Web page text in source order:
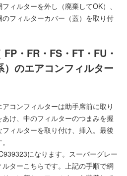
ィルターを外し（廃棄してOK）、
フィルターカバー（蓋）を取り付
・FR・FS・FT・FU・
）のエアコンフィルター
コンフィルターは助手席前に取り
け、中のフィルターのつまみを握
ィルターを取り付け、挿入。最後
になります。スーパーグレー
ルターこちらです。上記の手順で網